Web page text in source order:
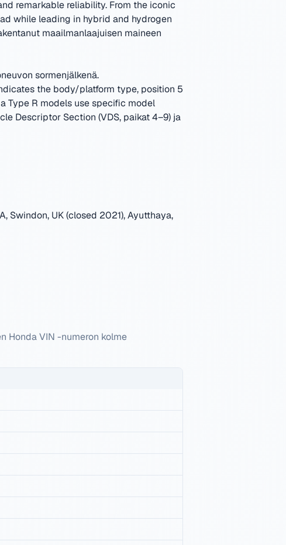
remarkable reliability. From the iconic
while leading in hybrid and hydrogen
maailmanlaajuisen maineen
sormenjälkenä.
the body/platform type, position 5
Type R models use specific model
Descriptor Section (VDS, paikat 4–9) ja
Swindon, UK (closed 2021), Ayutthaya,
Honda VIN -numeron kolme